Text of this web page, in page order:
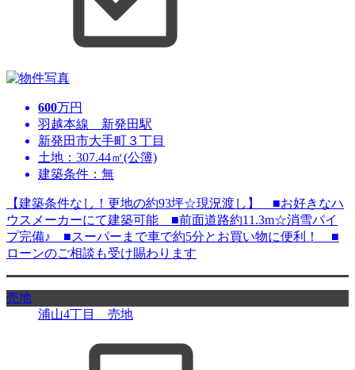
600万円
羽越本線 新発田駅
新発田市大手町３丁目
土地：307.44㎡(公簿)
建築条件：無
【建築条件なし！更地の約93坪☆現況渡し】 ■お好きなハ
ウスメーカーにて建築可能 ■前面道路約11.3m☆消雪パイ
プ完備♪ ■スーパーまで車で約5分とお買い物に便利！ ■
ローンのご相談も受け賜わります
売地
浦山4丁目 売地